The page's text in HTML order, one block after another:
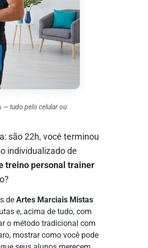
tudo pelo celular ou
são 22h, você terminou
individualizado de
treino personal trainer
de Artes Marciais Mistas
e, acima de tudo, com
o método tradicional com
mostrar como você pode